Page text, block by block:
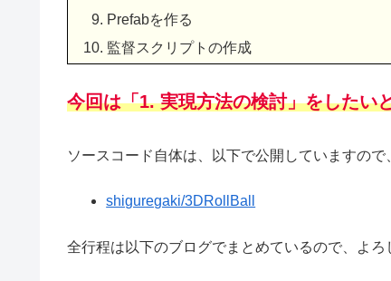
Prefabを作る
監督スクリプトの作成
今回は「1. 実現方法の検討」をしたい
ソースコード自体は、以下で公開していますので
shiguregaki/3DRollBall
全行程は以下のブログでまとめているので、よろ